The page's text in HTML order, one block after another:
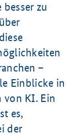
zu
–
Einblicke in
von KI. Ein
es,
der